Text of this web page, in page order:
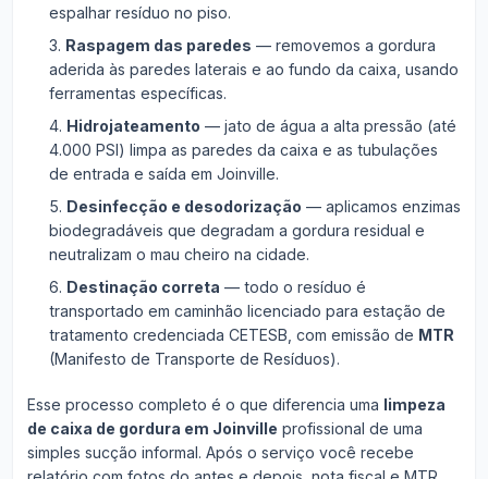
espalhar resíduo no piso.
Raspagem das paredes — removemos a gordura
aderida às paredes laterais e ao fundo da caixa, usando
ferramentas específicas.
Hidrojateamento — jato de água a alta pressão (até
4.000 PSI) limpa as paredes da caixa e as tubulações
de entrada e saída em Joinville.
Desinfecção e desodorização — aplicamos enzimas
biodegradáveis que degradam a gordura residual e
neutralizam o mau cheiro na cidade.
Destinação correta — todo o resíduo é
transportado em caminhão licenciado para estação de
tratamento credenciada CETESB, com emissão de MTR
(Manifesto de Transporte de Resíduos).
Esse processo completo é o que diferencia uma limpeza
de caixa de gordura em Joinville profissional de uma
simples sucção informal. Após o serviço você recebe